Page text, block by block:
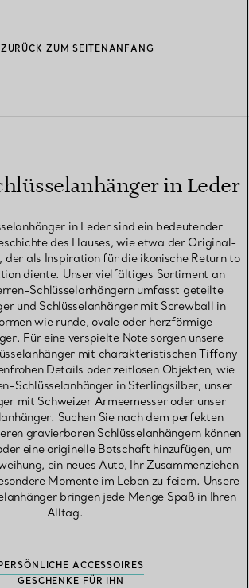
ZURÜCK ZUM SEITENANFANG
in Leder
in Leder sind ein bedeutender
des Hauses, wie etwa der Original-
der als Inspiration für die ikonische Return to
diente. Unser vielfältiges Sortiment an
Schlüsselanhängern umfasst geteilte
und Schlüsselanhänger mit Screwball in
wie runde, ovale oder herzförmige
Für eine verspielte Note sorgen unsere
mit charakteristischen Tiffany
Details oder zeitlosen Objekten, wie
Schlüsselanhänger in Sterlingsilber, unser
mit Schweizer Armeemesser oder unser
Suchen Sie nach dem perfekten
gravierbaren Schlüsselanhängern können
eine originelle Botschaft hinzufügen, um
ein neues Auto, Ihr Zusammenziehen
Momente im Leben zu feiern. Unsere
bringen jede Menge Spaß in Ihren
Alltag.
PERSÖNLICHE ACCESSOIRES
GESCHENKE FÜR IHN